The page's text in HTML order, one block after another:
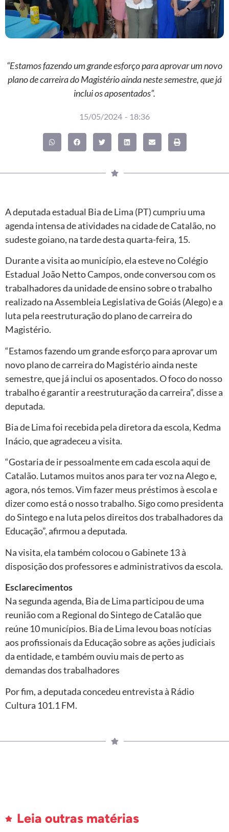
“Estamos fazendo um grande esforço para aprovar um novo
plano de carreira do Magistério ainda neste semestre, que já
inclui os aposentados”.
15/05/2024 - 18:36
A deputada estadual Bia de Lima (PT) cumpriu uma
agenda intensa de atividades na cidade de Catalão, no
sudeste goiano, na tarde desta quarta-feira, 15.
Durante a visita ao município, ela esteve no Colégio
Estadual João Netto Campos, onde conversou com os
trabalhadores da unidade de ensino sobre o trabalho
realizado na Assembleia Legislativa de Goiás (Alego) e a
luta pela reestruturação do plano de carreira do
Magistério.
“Estamos fazendo um grande esforço para aprovar um
novo plano de carreira do Magistério ainda neste
semestre, que já inclui os aposentados. O foco do nosso
trabalho é garantir a reestruturação da carreira”, disse a
deputada.
Bia de Lima foi recebida pela diretora da escola, Kedma
Inácio, que agradeceu a visita.
“Gostaria de ir pessoalmente em cada escola aqui de
Catalão. Lutamos muitos anos para ter voz na Alego e,
agora, nós temos. Vim fazer meus préstimos à escola e
dizer como está o nosso trabalho. Sigo como presidenta
do Sintego e na luta pelos direitos dos trabalhadores da
Educação”, afirmou a deputada.
Na visita, ela também colocou o Gabinete 13 à
disposição dos professores e administrativos da escola.
Esclarecimentos
Na segunda agenda, Bia de Lima participou de uma
reunião com a Regional do Sintego de Catalão que
reúne 10 municípios. Bia de Lima levou boas notícias
aos profissionais da Educação sobre as ações judiciais
da entidade, e também ouviu mais de perto as
demandas dos trabalhadores
Por fim, a deputada concedeu entrevista à Rádio
Cultura 101.1 FM.
Leia outras matérias